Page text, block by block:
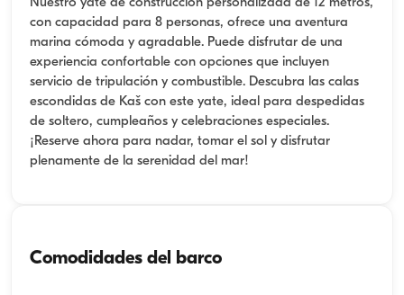
Nuestro yate de construcción personalizada de 12 metros,
con capacidad para 8 personas, ofrece una aventura
marina cómoda y agradable. Puede disfrutar de una
experiencia confortable con opciones que incluyen
servicio de tripulación y combustible. Descubra las calas
escondidas de Kaš con este yate, ideal para despedidas
de soltero, cumpleaños y celebraciones especiales.
¡Reserve ahora para nadar, tomar el sol y disfrutar
plenamente de la serenidad del mar!
Comodidades del barco